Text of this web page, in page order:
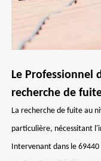
Le Professionnel
recherche de
La recherche de fuite au
particulière, nécessitant
Intervenant dans le